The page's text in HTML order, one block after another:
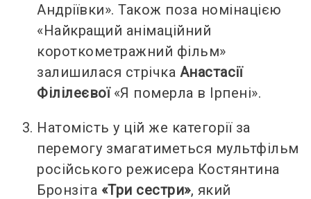
Андріївки». Також поза номінацією
«Найкращий анімаційний
короткометражний фільм»
залишилася стрічка Анастасії
Філілеєвої «Я померла в Ірпені».
Натомість у цій же категорії за
перемогу змагатиметься мультфільм
російського режисера Костянтина
Бронзіта «Три сестри», який